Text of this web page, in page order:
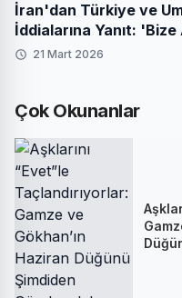
İran'dan Türkiye ve
İddialarına Yanıt:
21 Mart 2026
Çok Okunanlar